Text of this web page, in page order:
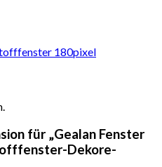
für „Gealan Fenster
Dekore-